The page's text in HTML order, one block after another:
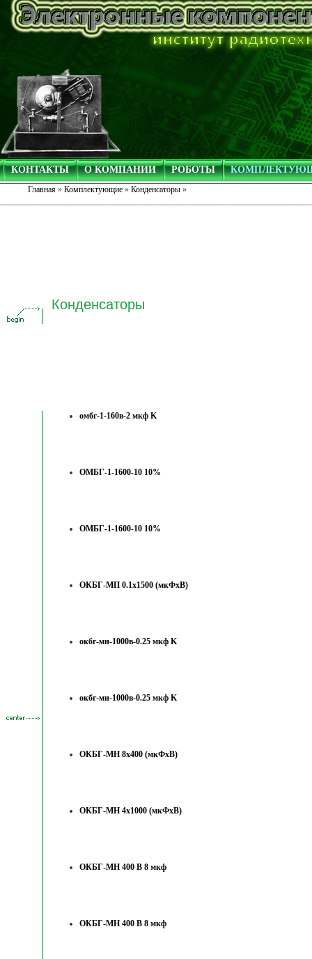
КОНТАКТЫ О КОМПАНИИ РОБОТЫ
Главная » Комплектующие » Конденсаторы »
Конденсаторы
омбг-1-160в-2 мкф K
ОМБГ-1-1600-10 10%
ОМБГ-1-1600-10 10%
ОКБГ-МП 0.1х1500 (мкФхВ)
окбг-мн-1000в-0.25 мкф K
окбг-мн-1000в-0.25 мкф K
ОКБГ-МН 8х400 (мкФхВ)
ОКБГ-МН 4х1000 (мкФхВ)
ОКБГ-МН 400 В 8 мкф
ОКБГ-МН 400 В 8 мкф